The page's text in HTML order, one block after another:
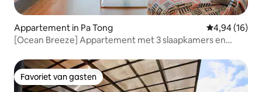
Appartement in Pa Tong Gemiddelde
4,94 (16)
[Ocean Breeze] Appartement met 3 slaapkamers en
Favoriet van gasten
Favoriet van gasten